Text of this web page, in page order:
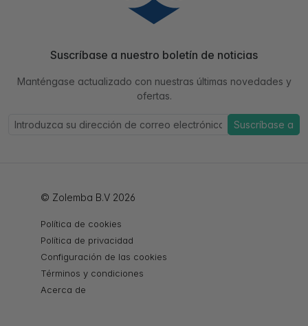
Suscríbase a nuestro boletín de noticias
Manténgase actualizado con nuestras últimas novedades y
ofertas.
Suscríbase a
© Zolemba B.V 2026
Política de cookies
Política de privacidad
Configuración de las cookies
Términos y condiciones
Acerca de